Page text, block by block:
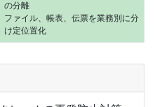
の分離
ファイル、帳表、伝票を業務別に分
け定位置化